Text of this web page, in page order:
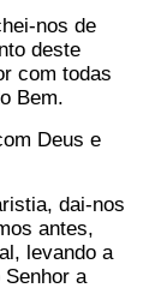
nos de
deste
com todas
Bem.
Deus e
dai-nos
antes,
levando a
a